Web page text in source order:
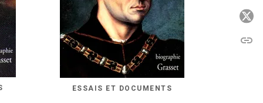
ESSAIS ET DOCUMENTS
link